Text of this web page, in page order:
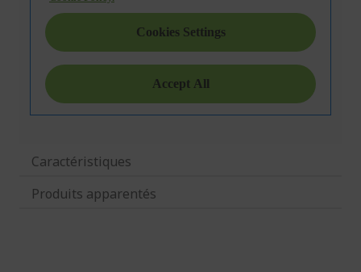
Caractéristiques
Produits apparentés